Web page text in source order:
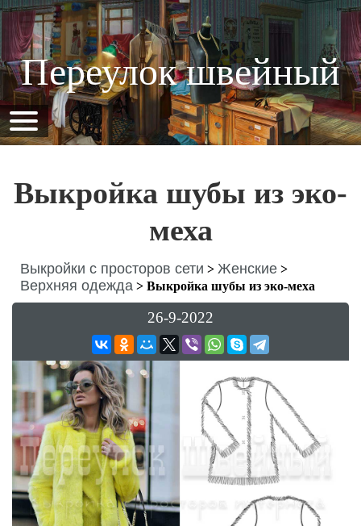
Переулок швейный
Выкройка шубы из эко-
меха
Выкройки с просторов сети > Женские >
Верхняя одежда > Выкройка шубы из эко-меха
26-9-2022